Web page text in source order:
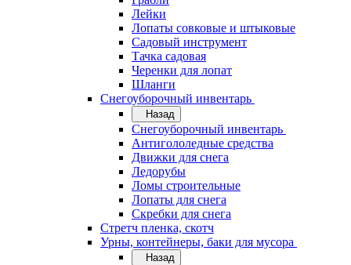
Лейки
Лопаты совковые и штыковые
Садовый инструмент
Тачка садовая
Черенки для лопат
Шланги
Снегоуборочный инвентарь
Назад
Снегоуборочный инвентарь
Антигололедные средства
Движки для снега
Ледорубы
Ломы строительные
Лопаты для снега
Скребки для снега
Стретч пленка, скотч
Урны, контейнеры, баки для мусора
Назад